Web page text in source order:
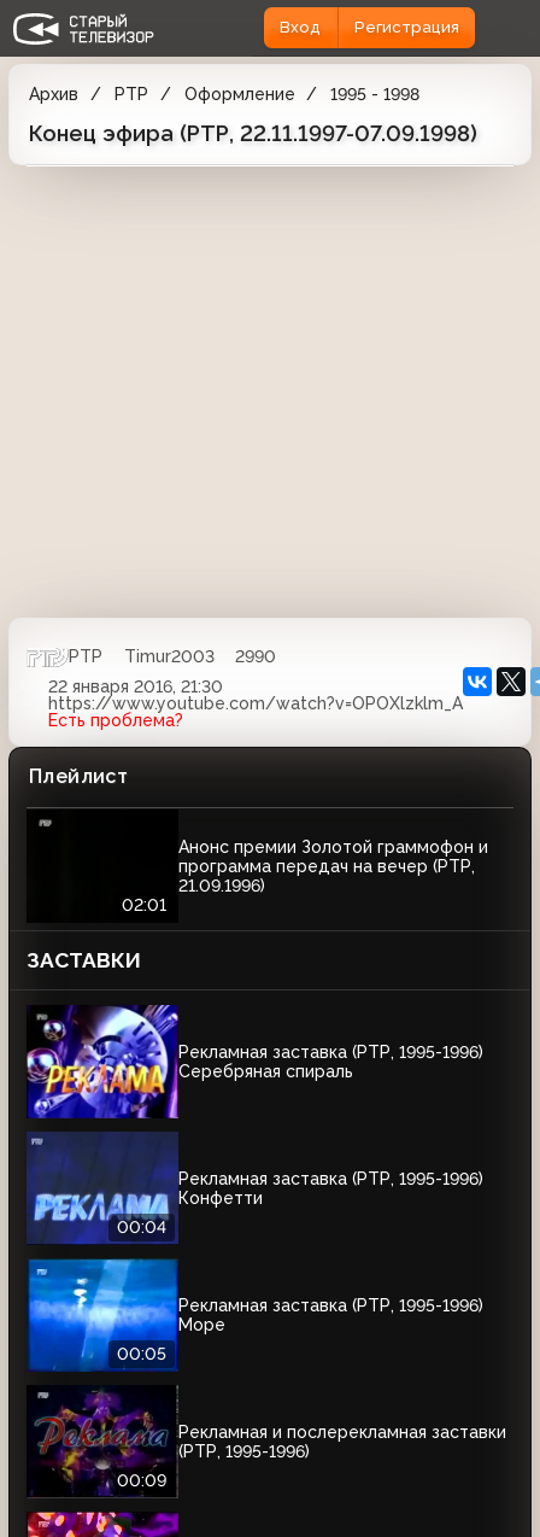
Вход Регистрация
Архив РТР Оформление 1995 - 1998
Конец эфира (РТР, 22.11.1997-07.09.1998)
РТР Timur2003
2990
22 января 2016, 21:30
https://www.youtube.com/watch?v=OPOXlzklm_A
Есть проблема?
Плейлист
02:01
Анонс премии Золотой граммофон и
программа передач на вечер (РТР,
21.09.1996)
ЗАСТАВКИ
Рекламная заставка (РТР, 1995-1996)
Серебряная спираль
00:04
Рекламная заставка (РТР, 1995-1996)
Конфетти
00:05
Рекламная заставка (РТР, 1995-1996)
Море
00:09
Рекламная и послерекламная заставки
(РТР, 1995-1996)